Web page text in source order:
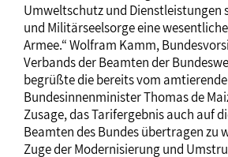
Umweltschutz und Dienstleistungen
und Militärseelsorge eine
Armee.“ Wolfram Kamm,
Verbands der Beamten der
begrüßte die bereits vom
Bundesinnenminister Thomas de
Zusage, das Tarifergebnis auch auf
Beamten des Bundes übertragen zu
Zuge der Modernisierung und